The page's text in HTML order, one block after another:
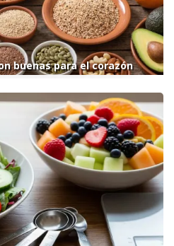
buenas para el corazón